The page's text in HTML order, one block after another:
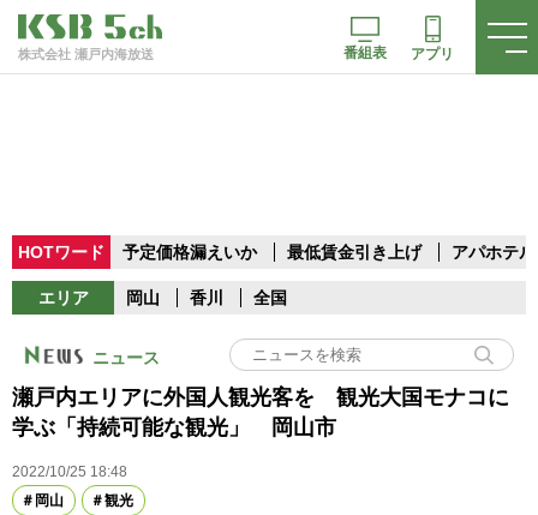
株式会社 瀬戸内海放送 番組表 アプリ
HOTワード 予定価格漏えいか 最低賃金引き上げ アパホテル
エリア 岡山 香川 全国
ニュース
瀬戸内エリアに外国人観光客を 観光大国モナコに
学ぶ「持続可能な観光」 岡山市
2022/10/25 18:48
岡山
観光